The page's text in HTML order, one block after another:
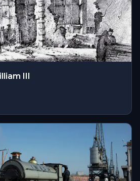
III